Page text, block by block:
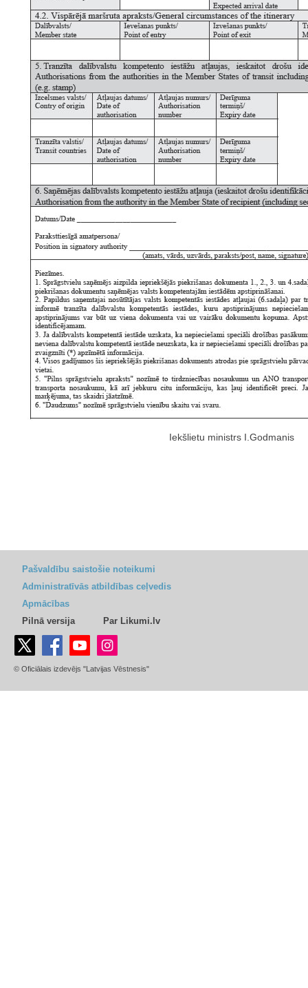
Iekšlietu ministrs I.Godmanis
Pašvaldību saistošie noteikumi
Administratīvās atbildības ceļvedis
Apmācības
Pilnā versija
Par Likumi.lv
© Oficiālais izdevējs "Latvijas Vēstnesis"